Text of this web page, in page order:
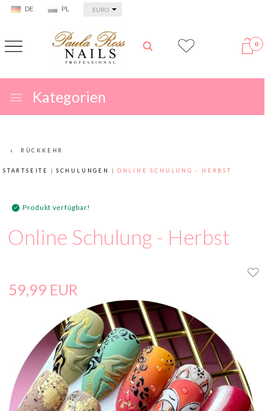
DE PL currency_h
EURO
0
Kategorien
RÜCKKEHR
STARTSEITE SCHULUNGEN ONLINE SCHULUNG - HERBST
Produkt verfügbar!
Online Schulung - Herbst
59,99 EUR